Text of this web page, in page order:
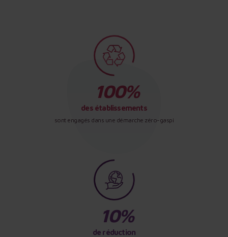
des établissements
sont engagés dans une démarche zéro-gaspi
de réduction